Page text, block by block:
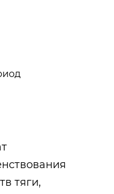
тяги,